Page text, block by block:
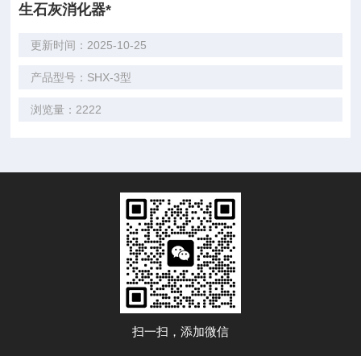
生石灰消化器*
更新时间：2025-10-25
产品型号：SHX-3型
浏览量：2222
扫一扫，添加微信